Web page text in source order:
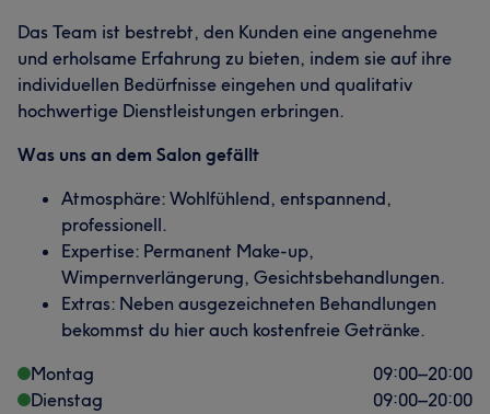
Das Team ist bestrebt, den Kunden eine angenehme
und erholsame Erfahrung zu bieten, indem sie auf ihre
individuellen Bedürfnisse eingehen und qualitativ
hochwertige Dienstleistungen erbringen.
Was uns an dem Salon gefällt
Atmosphäre: Wohlfühlend, entspannend,
professionell.
Expertise: Permanent Make-up,
Wimpernverlängerung, Gesichtsbehandlungen.
Extras: Neben ausgezeichneten Behandlungen
bekommst du hier auch kostenfreie Getränke.
Montag
09:00–20:00
Dienstag
09:00–20:00